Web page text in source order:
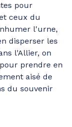
pour
ceux du
l'urne,
disperser les
l'Allier, on
prendre en
aisé de
du souvenir